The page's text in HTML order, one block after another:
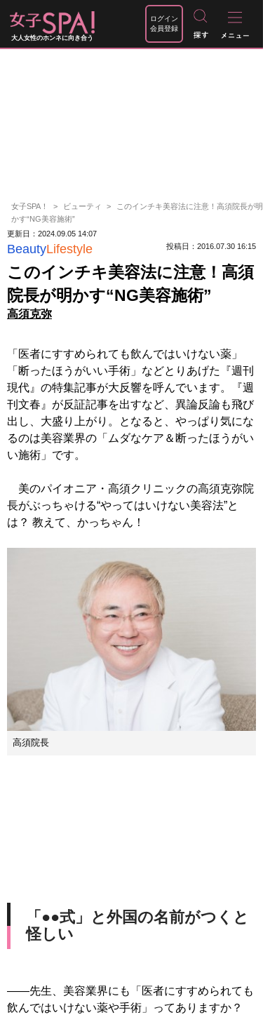
大人女性のホンネに向き合う
ログイン
会員登録
女子SPA！ ビューティ
このインチキ美容法に注意！高須院長が明
かす“NG美容施術”
更新日：2024.09.05 14:07
BeautyLifestyle 投稿日：2016.07.30 16:15
このインチキ美容法に注意！高須
院長が明かす“NG美容施術”
高須克弥
「医者にすすめられても飲んではいけない薬」
「断ったほうがいい手術」などとりあげた『週刊
現代』の特集記事が大反響を呼んでいます。『週
刊文春』が反証記事を出すなど、異論反論も飛び
出し、大盛り上がり。となると、やっぱり気にな
るのは美容業界の「ムダなケア＆断ったほうがい
い施術」です。
美のパイオニア・高須クリニックの高須克弥院
長がぶっちゃける“やってはいけない美容法”と
は？ 教えて、かっちゃん！
高須院長
「●●式」と外国の名前がつくと
怪しい
――先生、美容業界にも「医者にすすめられても
飲んではいけない薬や手術」ってありますか？